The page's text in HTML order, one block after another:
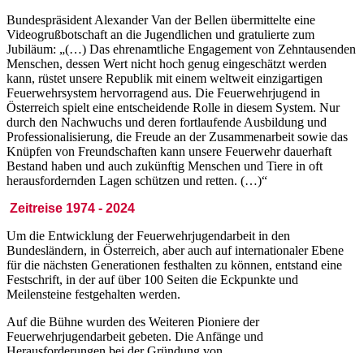
Bundespräsident Alexander Van der Bellen übermittelte eine
Videogrußbotschaft an die Jugendlichen und gratulierte zum
Jubiläum: „(…) Das ehrenamtliche Engagement von Zehntausenden
Menschen, dessen Wert nicht hoch genug eingeschätzt werden
kann, rüstet unsere Republik mit einem weltweit einzigartigen
Feuerwehrsystem hervorragend aus. Die Feuerwehrjugend in
Österreich spielt eine entscheidende Rolle in diesem System. Nur
durch den Nachwuchs und deren fortlau­fende Ausbildung und
Professionalisierung, die Freude an der Zusammenarbeit sowie das
Knüpfen von Freundschaften kann unsere Feuerwehr dauerhaft
Bestand haben und auch zukünftig Menschen und Tiere in oft
herausfordernden Lagen schützen und retten. (…)“
Zeitreise 1974 - 2024
Um die Entwicklung der Feuerwehrjugendarbeit in den
Bundesländern, in Österreich, aber auch auf internationaler Ebene
für die nächsten Generationen festhalten zu können, entstand eine
Festschrift, in der auf über 100 Seiten die Eckpunkte und
Meilensteine festgehalten werden.
Auf die Bühne wurden des Weiteren Pioniere der
Feuerwehrjugendarbeit gebeten. Die Anfänge und